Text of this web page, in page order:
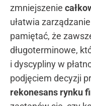
zmniejszenie
ułatwia
pamiętać, że
długoterminowe,
i dyscypliny w
podjęciem decyzji
rekonesans rynku